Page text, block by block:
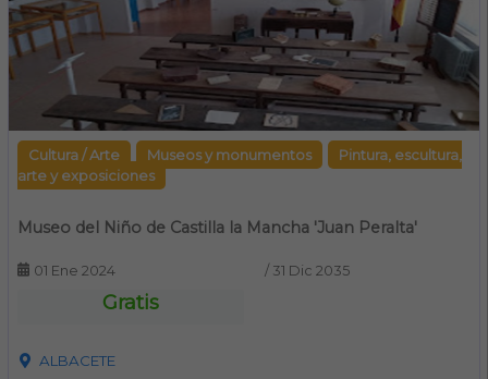
Cultura / Arte Museos y monumentos
Pintura, escultura,
arte y exposiciones
Museo del Niño de Castilla la Mancha 'Juan Peralta'
01 Ene 2024 / 31 Dic 2035
Gratis
ALBACETE